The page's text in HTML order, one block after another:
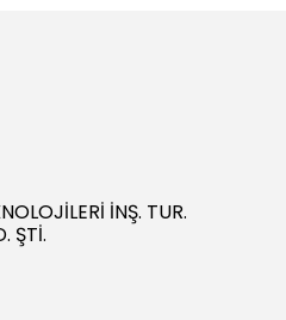
İNŞ. TUR.
ŞTİ.